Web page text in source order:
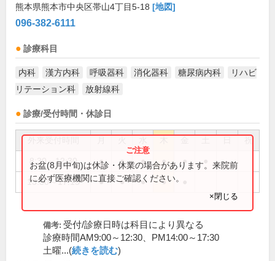
熊本県熊本市中央区帯山4丁目5-18 [地図]
096-382-6111
診療科目
内科 漢方内科 呼吸器科 消化器科 糖尿病内科
リハビ
リテーション科
放射線科
診療/受付時間・休診日
祝
8:30～12:30 ● ● ● ● ●
13:30～17:15 ● ● ● ●
お盆(8月中旬)は休診・休業の場合があります。来院前
に必ず医療機関に直接ご確認ください。
×閉じる
備考: 受付/診療日時は科目により異なる
診療時間AM9:00～12:30、PM14:00～17:30
土曜...(続きを読む)